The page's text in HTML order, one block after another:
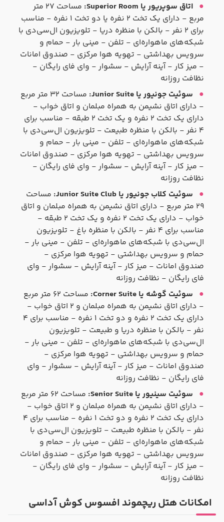
اتاق سوپریور یا Superior Room:
مساحت ۲۷ متر
مربع - دارای یک تخت ۲ نفره یا دو تخت ۱ نفره - مناسب
برای ۲ نفر - بالکن با منظره دریا - تلویزیون ال‌سی‌دی با
شبکه‌های ماهواره‌ای - تلفن - مینی بار - حمام و
سرویس بهداشتی - تهویه هوا مرکزی - صندوق امانات
- میز کار - آینه آرایش - سشوار - وای فای رایگان -
نظافت روزانه
سوئیت جونیور یا Junior Suite:
مساحت ۳۲ متر مربع
- دارای اتاق نشیمن به همراه مبلمان و اتاق خواب -
دارای یک تخت ۲ نفره و یک تخت ۲ طبقه - مناسب برای
۴ نفر - بالکن با منظره طبیعت - تلویزیون ال‌سی‌دی با
شبکه‌های ماهواره‌ای - تلفن - مینی بار - حمام و
سرویس بهداشتی - تهویه هوا مرکزی - صندوق امانات
- میز کار - آینه آرایش - سشوار - وای فای رایگان -
نظافت روزانه
سوئیت کلاب جونیور یا Junior Suite Club:
مساحت
۲۹ متر مربع - دارای اتاق نشیمن به همراه مبلمان و اتاق
خواب - دارای یک تخت ۲ نفره و یک تخت ۲ طبقه -
مناسب برای ۴ نفر - بالکن با منظره باغ - تلویزیون
ال‌سی‌دی با شبکه‌های ماهواره‌ای - تلفن - مینی بار -
حمام و سرویس بهداشتی - تهویه هوا مرکزی -
صندوق امانات - میز کار - آینه آرایش - سشوار - وای
فای رایگان - نظافت روزانه
سوئیت گوشه یا Corner Suite:
مساحت ۶۲ متر مربع
- دارای اتاق نشیمن به همراه مبلمان و ۲ اتاق خواب -
دارای یک تخت ۲ نفره و دو تخت ۱ نفره - مناسب برای ۴
نفر - بالکن با منظره دریا و طبیعت - تلویزیون
ال‌سی‌دی با شبکه‌های ماهواره‌ای - تلفن - مینی بار -
حمام و سرویس بهداشتی - تهویه هوا مرکزی -
صندوق امانات - میز کار - آینه آرایش - سشوار - وای
فای رایگان - نظافت روزانه
سوئیت سینیور یا Senior Suite:
مساحت ۶۲ متر مربع
- دارای اتاق نشیمن به همراه مبلمان و ۲ اتاق خواب -
دارای یک تخت ۲ نفره و دو تخت ۱ نفره - مناسب برای ۴
نفر - بالکن با منظره طبیعت - تلویزیون ال‌سی‌دی با
شبکه‌های ماهواره‌ای - تلفن - مینی بار - حمام و
سرویس بهداشتی - تهویه هوا مرکزی - صندوق امانات
- میز کار - آینه آرایش - سشوار - وای فای رایگان -
نظافت روزانه
امکانات هتل ریچموند افسوس کوش آداسی